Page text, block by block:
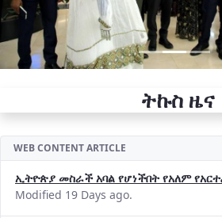
ትኩስ ዜና
WEB CONTENT ARTICLE
ኢትዮጵያ መስራች አባል የሆነችበት የአለም
Modified 19 Days ago.